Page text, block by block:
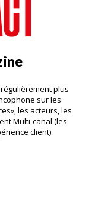
plus
sur les
les acteurs, les
Multi-canal (les
client).